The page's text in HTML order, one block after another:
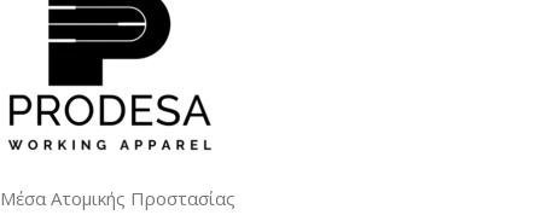
Μέσα Ατομικής Προστασίας